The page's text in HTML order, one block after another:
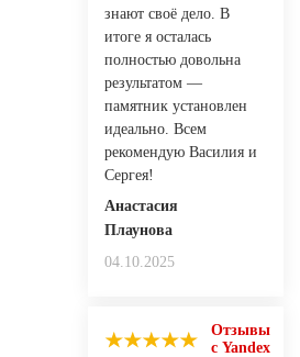
знают своё дело. В
итоге я осталась
полностью довольна
результатом —
памятник установлен
идеально. Всем
рекомендую Василия и
Сергея!
Анастасия
Плаунова
04.10.2025
Отзывы
с Yandex